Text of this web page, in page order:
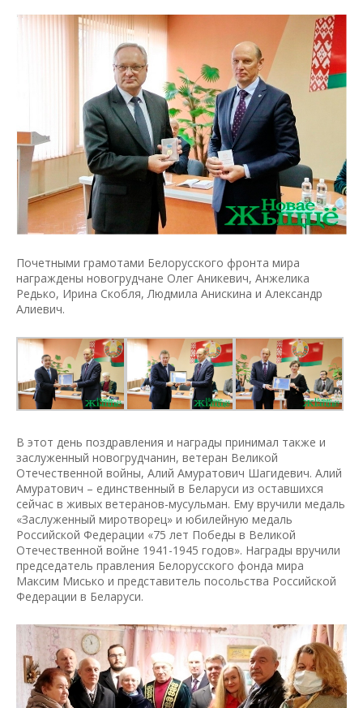
Почетными грамотами Белорусского фронта мира
награждены новогрудчане Олег Аникевич, Анжелика
Редько, Ирина Скобля, Людмила Анискина и Александр
Алиевич.
В этот день поздравления и награды принимал также и
заслуженный новогрудчанин, ветеран Великой
Отечественной войны, Алий Амуратович Шагидевич. Алий
Амуратович – единственный в Беларуси из оставшихся
сейчас в живых ветеранов-мусульман. Ему вручили медаль
«Заслуженный миротворец» и юбилейную медаль
Российской Федерации «75 лет Победы в Великой
Отечественной войне 1941-1945 годов». Награды вручили
председатель правления Белорусского фонда мира
Максим Мисько и представитель посольства Российской
Федерации в Беларуси.